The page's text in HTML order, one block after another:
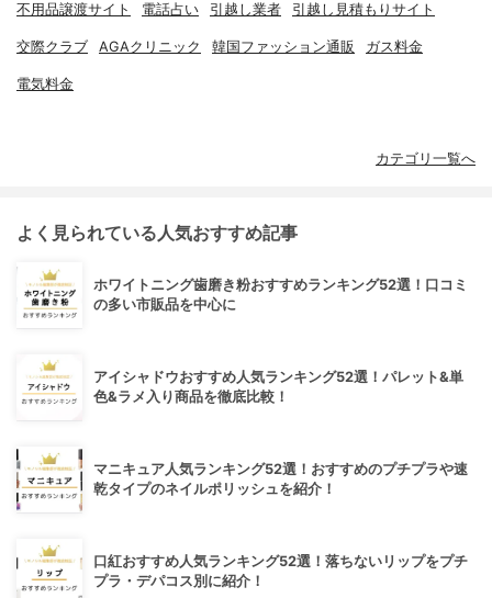
不用品譲渡サイト 電話占い 引越し業者 引越し見積もりサイト
交際クラブ AGAクリニック 韓国ファッション通販 ガス料金
電気料金
カテゴリ一覧へ
よく見られている人気おすすめ記事
ホワイトニング歯磨き粉おすすめランキング52選！口コミ
の多い市販品を中心に
アイシャドウおすすめ人気ランキング52選！パレット&単
色&ラメ入り商品を徹底比較！
マニキュア人気ランキング52選！おすすめのプチプラや速
乾タイプのネイルポリッシュを紹介！
口紅おすすめ人気ランキング52選！落ちないリップをプチ
プラ・デパコス別に紹介！